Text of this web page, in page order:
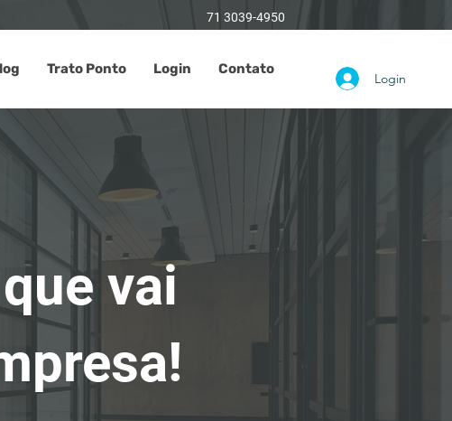
Login
71 3039-4950
Trato Ponto Login Contato
que vai